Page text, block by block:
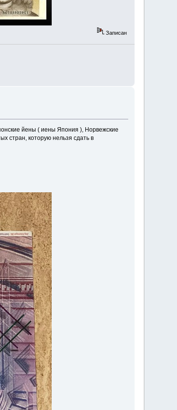
Записан
йены ( иены Япония ), Норвежские
стран, которую нельзя сдать в